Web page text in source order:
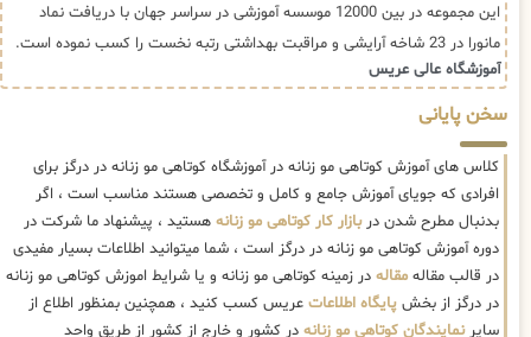
این مجموعه در بین 12000 موسسه آموزشی در سراسر جهان با دریافت نماد
مانورا در 23 شاخه آرایشی و مراقبت بهداشتی رتبه نخست را کسب نموده است.
آموزشگاه عالی عریس
سخن پایانی
کلاس های آموزش کوتاهی مو زنانه در آموزشگاه کوتاهی مو زنانه در درگز برای
افرادی که جویای آموزش جامع و کامل و تخصصی هستند مناسب است ، اگر
بدنبال مطرح شدن دربازار کار کوتاهی مو زنانههستید ، پیشنهاد ما شرکت در
دوره آموزش کوتاهی مو زنانه در درگز است ، شما میتوانید اطلاعات بسیار مفیدی
در قالب مقالهمقالهدر زمینه کوتاهی مو زنانه و یا شرایط اموزش کوتاهی مو زنانه
در درگز از بخشپایگاه اطلاعاتعریس کسب کنید ، همچنین بمنظور اطلاع از
سایرنمایندگان کوتاهی مو زنانهدر کشور و خارج از کشور از طریق واحد